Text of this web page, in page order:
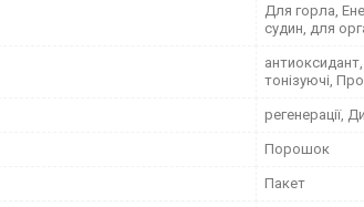
Для горла,
судин, для
тонізуючі,
регенерації,
Порошок
Пакет